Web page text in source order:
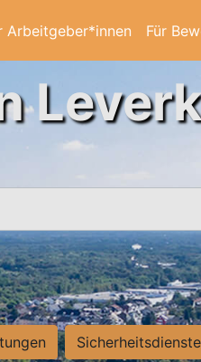
Arbeitgeber*innen Für
Sicherheitsdienste